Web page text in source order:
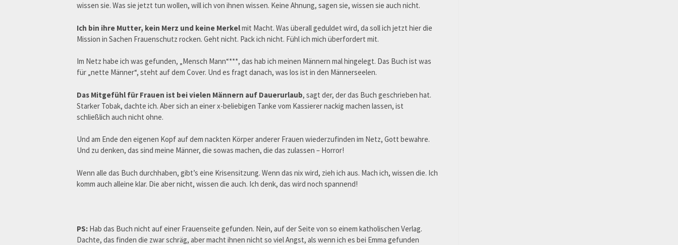
wissen sie. Was sie jetzt tun wollen, will ich von ihnen wissen. Keine Ahnung, sagen sie, wissen sie auch nicht.
Ich bin ihre Mutter, kein Merz und keine Merkelmit Macht. Was überall geduldet wird, da soll ich jetzt hier die
Mission in Sachen Frauenschutz rocken. Geht nicht. Pack ich nicht. Fühl ich mich überfordert mit.
Im Netz habe ich was gefunden, „Mensch Mann“***, das hab ich meinen Männern mal hingelegt. Das Buch ist was
für „nette Männer“, steht auf dem Cover. Und es fragt danach, was los ist in den Männerseelen.
Das Mitgefühl für Frauen ist bei vielen Männern auf Dauerurlaub, sagt der, der das Buch geschrieben hat.
Starker Tobak, dachte ich. Aber sich an einer x-beliebigen Tanke vom Kassierer nackig machen lassen, ist
schließlich auch nicht ohne.
Und am Ende den eigenen Kopf auf dem nackten Körper anderer Frauen wiederzufinden im Netz, Gott bewahre.
Und zu denken, das sind meine Männer, die sowas machen, die das zulassen – Horror!
Wenn alle das Buch durchhaben, gibt’s eine Krisensitzung. Wenn das nix wird, zieh ich aus. Mach ich, wissen die. Ich
komm auch alleine klar. Die aber nicht, wissen die auch. Ich denk, das wird noch spannend!
PS: Hab das Buch nicht auf einer Frauenseite gefunden. Nein, auf der Seite von so einem katholischen Verlag.
Dachte, das finden die zwar schräg, aber macht ihnen nicht so viel Angst, als wenn ich es bei Emma gefunden